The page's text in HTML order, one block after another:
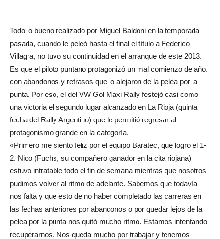
Todo lo bueno realizado por Miguel Baldoni en la temporada
pasada, cuando le peleó hasta el final el título a Federico
Villagra, no tuvo su continuidad en el arranque de este 2013.
Es que el piloto puntano protagonizó un mal comienzo de año,
con abandonos y retrasos que lo alejaron de la pelea por la
punta. Por eso, el del VW Gol Maxi Rally festejó casi como
una victoria el segundo lugar alcanzado en La Rioja (quinta
fecha del Rally Argentino) que le permitió regresar al
protagonismo grande en la categoría.
«Primero me siento feliz por el equipo Baratec, que logró el 1-
2. Nico (Fuchs, su compañero ganador en la cita riojana)
estuvo intratable todo el fin de semana mientras que nosotros
pudimos volver al ritmo de adelante. Sabemos que todavía
nos falta y que esto de no haber completado las carreras en
las fechas anteriores por abandonos o por quedar lejos de la
pelea por la punta nos quitó mucho ritmo. Estamos intentando
recuperarnos. Nos queda mucho por trabajar y tenemos